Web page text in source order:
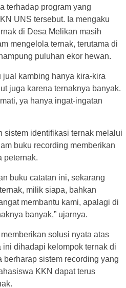
terhadap program yang
UNS tersebut. Ia mengaku
di Desa Melikan masih
mengelola ternak, terutama di
puluhan ekor hewan.
jual kambing hanya kira-kira
juga karena ternaknya banyak.
ya hanya ingat-ingatan
sistem identifikasi ternak melalui
buku recording memberikan
peternak.
buku catatan ini, sekarang
milik siapa, bahkan
membantu kami, apalagi di
banyak,” ujarnya.
solusi nyata atas
dihadapi kelompok ternak di
sistem recording yang
KKN dapat terus